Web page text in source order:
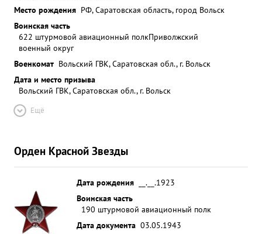
Место рождения РФ, Саратовская область, город Вольск
Воинская часть
622 штурмовой авиационный полкПриволжский
военный округ
Военкомат Вольский ГВК, Саратовская обл., г. Вольск
Дата и место призыва
Вольский ГВК, Саратовская обл., г. Вольск
Ещё
Орден Красной Звезды
Дата рождения
__.__.1923
Воинская часть
190 штурмовой авиационный полк
Дата документа 03.05.1943